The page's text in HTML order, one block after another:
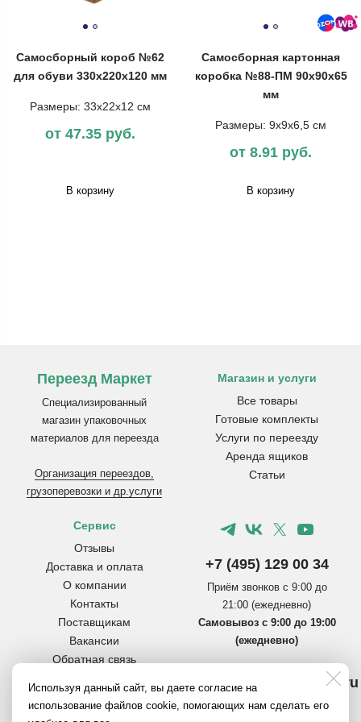
Самосборный короб №62
для обуви 330х220х120 мм
Размеры: 33х22х12 см
от 47.35 руб.
В корзину
Самосборная картонная
коробка №88-ПМ 90x90x65
мм
Размеры: 9x9x6,5 см
от 8.91 руб.
В корзину
Переезд Маркет
Специализированный
магазин упаковочных
материалов для переезда
Организация переездов,
грузоперевозки и др.услуги
Магазин и услуги
Все товары
Готовые комплекты
Услуги по переезду
Аренда ящиков
Статьи
Сервис
Отзывы
Доставка и оплата
О компании
Контакты
Поставщикам
Вакансии
Обратная связь
коробок
Вопросы и ответы
+7 (495) 129 00 34
Приём звонков с 9:00 до
21:00 (ежедневно)
Самовывоз с 9:00 до 19:00
(ежедневно)
info@pereezdmarket.ru
Общая почта для клиентов
Используя данный сайт, вы даете согласие на
использование файлов cookie, помогающих нам сделать его